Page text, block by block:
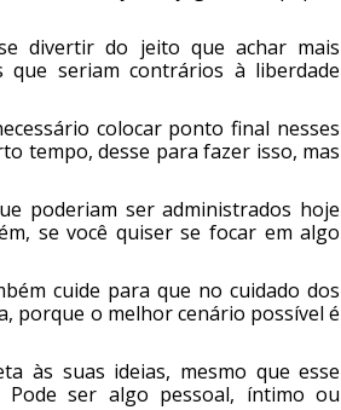
divertir do jeito que achar mais
que seriam contrários à liberdade
colocar ponto final nesses
tempo, desse para fazer isso, mas
poderiam ser administrados hoje
se você quiser se focar em algo
cuide para que no cuidado dos
porque o melhor cenário possível é
às suas ideias, mesmo que esse
ser algo pessoal, íntimo ou